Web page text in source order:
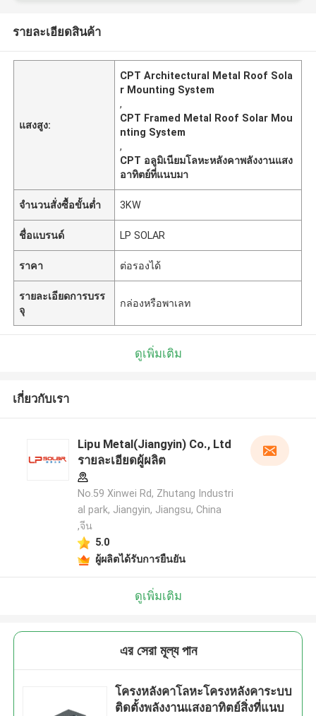
รายละเอียดสินค้า
แสงสูง:
CPT Architectural Metal Roof Sola
r Mounting System
,
CPT Framed Metal Roof Solar Mou
nting System
,
CPT อลูมิเนียมโลหะหลังคาพลังงานแสง
อาทิตย์ที่แนบมา
จำนวนสั่งซื้อขั้นต่ำ 3KW
ชื่อแบรนด์ LP SOLAR
ราคา ต่อรองได้
รายละเอียดการบรร
จุ
กล่องหรือพาเลท
ดูเพิ่มเติม
เกี่ยวกับเรา
Lipu Metal(Jiangyin) Co., Ltd
รายละเอียดผู้ผลิต
No.59 Xinwei Rd, Zhutang Industri
al park, Jiangyin, Jiangsu, China
,จีน
5.0
ผู้ผลิตได้รับการยืนยัน
ดูเพิ่มเติม
এর সেরা মূল্য পান
โครงหลังคาโลหะโครงหลังคาระบบ
ติดตั้งพลังงานแสงอาทิตย์สิ่งที่แนบ